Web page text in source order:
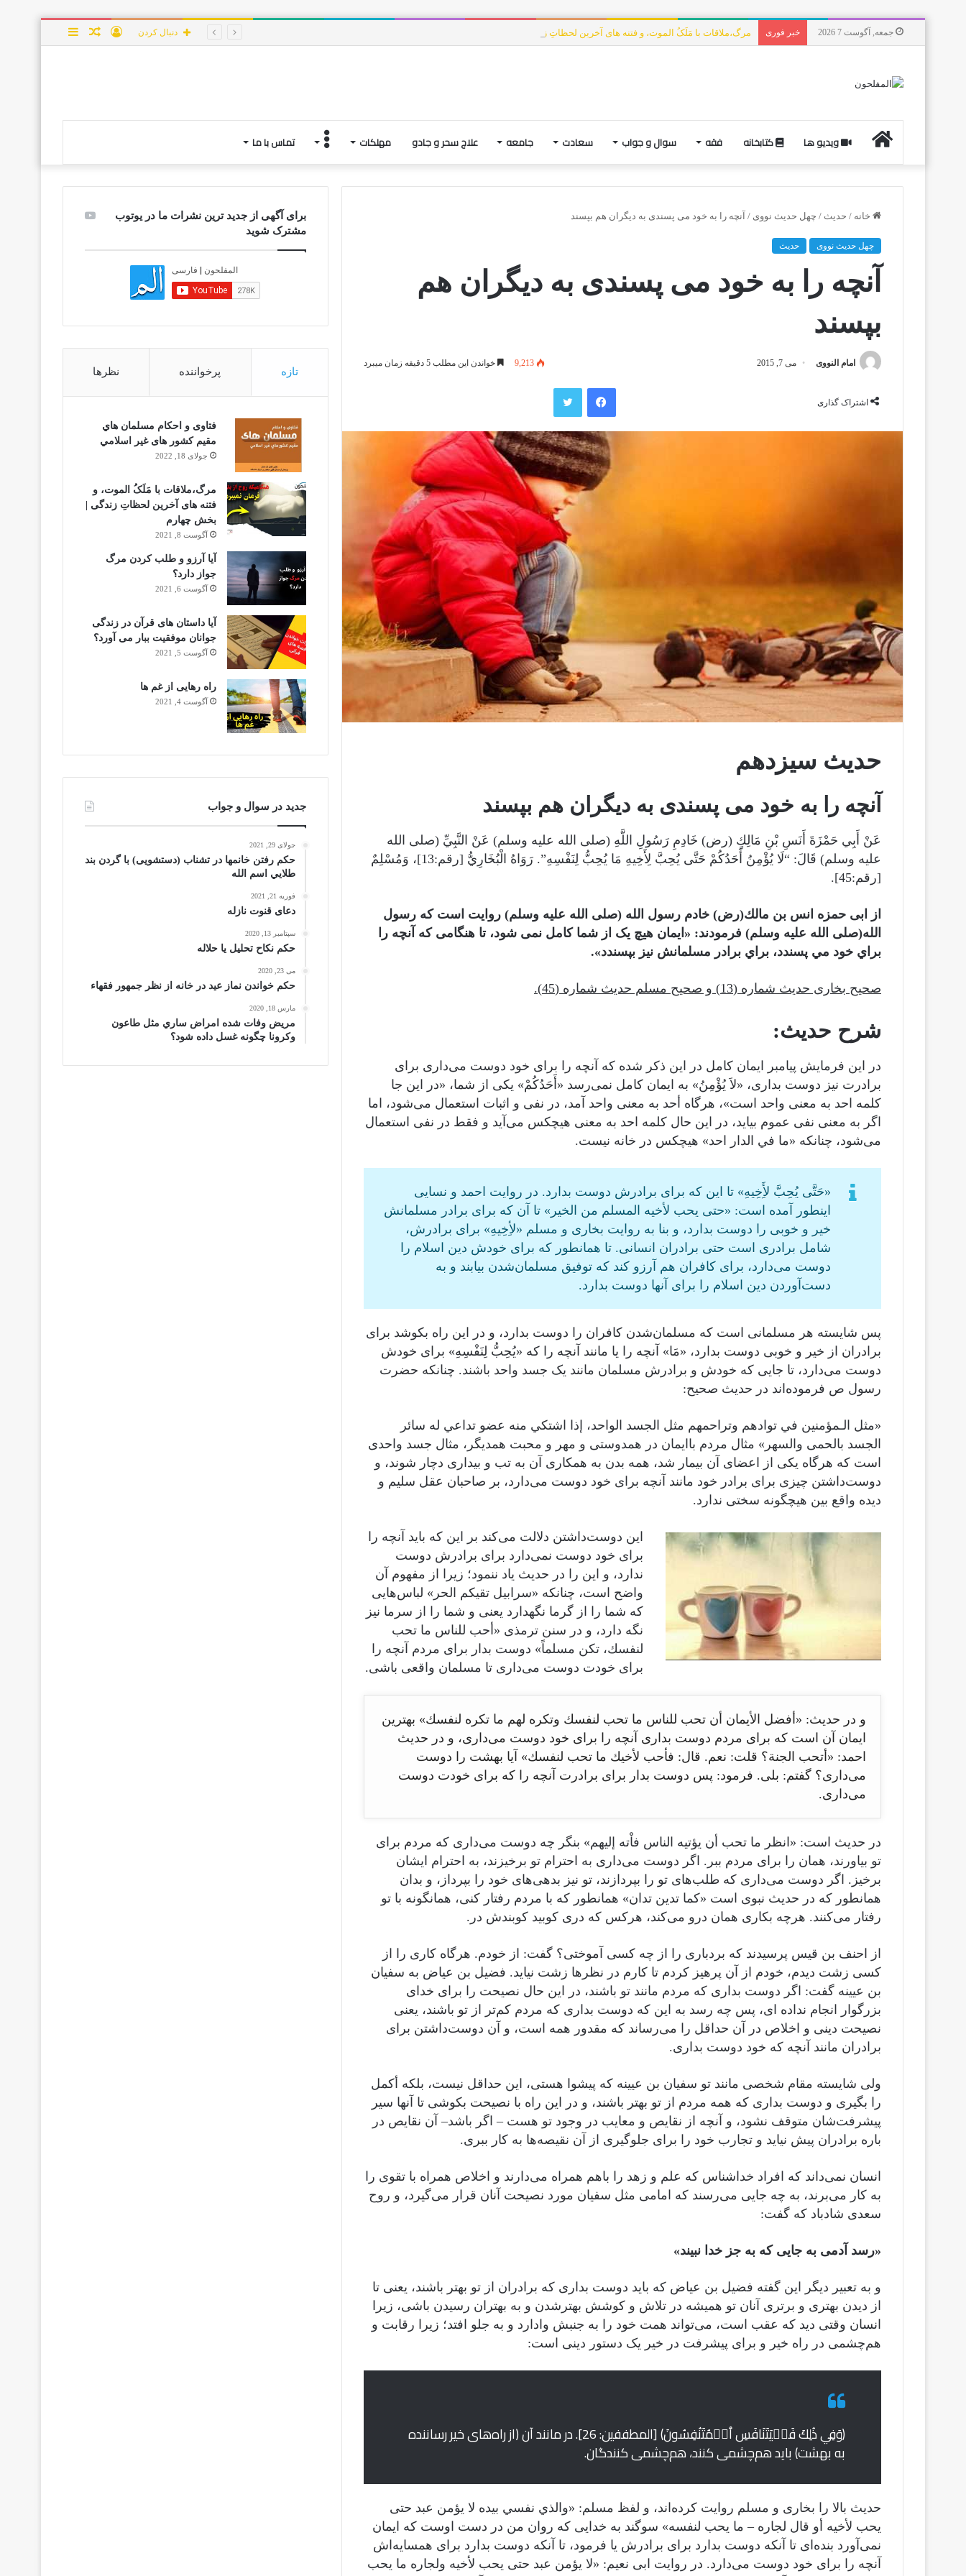
جمعه, آگوست 7 2026 خبر فوری مرگ،ملاقات با مَلَکُ الموت، و فتنه های آخرین لحظاتِ زندگی | بخش چهارم نوشته ورود دنبال کردن
ویدیو ها کتابخانه فقه سوال و جواب سعادت جامعه علاج سحر و جادو مهلکات تماس با ما
خانه / حدیث / چهل حدیث نووی / آنچه را به خود می پسندی به دیگران هم بپسند
چهل حدیث نووی حدیث
آنچه را به خود می پسندی به دیگران هم
بپسند
امام النووی می 7, 2015 9,213 خواندن این مطلب 5 دقیقه زمان میبرد
اشتراک گذاری
فیس بوک
حدیث سیزدهم
آنچه را به خود می پسندی به دیگران هم بپسند
عَنْ أَبِي حَمْزَةَ أَنَسِ بْنِ مَالِكٍ (رض) خَادِمِ رَسُولِ اللَّهِ (صلی الله علیه وسلم) عَنْ النَّبِيِّ (صلی الله
علیه وسلم) قَالَ: “لَا يُؤْمِنُ أَحَدُكُمْ حَتَّى يُحِبَّ لِأَخِيهِ مَا يُحِبُّ لِنَفْسِهِ”. رَوَاهُ الْبُخَارِيُّ [رقم:13]، وَمُسْلِمٌ
[رقم:45].
از ابى حمزه انس بن مالك(رض) خادم رسول الله (صلی الله علیه وسلم) روايت است كه رسول
الله(صلی الله علیه وسلم) فرمودند: «ایمان هیچ یک از شما کامل نمی شود، تا هنگامی که آنچه را
براي خود مي پسندد، براي برادر مسلمانش نيز بپسندد».
صحیح بخاری حدیث شماره (13) و صحیح مسلم حدیث شماره (45).
شرح حديث:
در این فرمایش پیامبر ایمان کامل در این ذکر شده که آنچه را برای خود دوست می‌داری برای
برادرت نیز دوست بداری، «لاَ يُؤْمِنُ» به ایمان کامل نمی‌رسد «أَحَدُكُمْ» یکی از شما، «در این جا
کلمه احد به معنی واحد است»، هرگاه أحد به معنی واحد آمد، در نفی و اثبات استعمال می‌شود، اما
اگر به معنی نفی عموم بیاید، در این حال کلمه احد به معنی هیچکس می‌آید و فقط در نفی استعمال
می‌شود، چنانکه «ما في الدار احد» هیچکس در خانه نیست.
«حَتَّى يُحِبَّ لأَِخِيهِ» تا این که برای برادرش دوست بدارد. در روایت احمد و نسایی
اینطور آمده است: «حتى يحب لأخيه المسلم من الخير» تا آن که برای برادر مسلمانش
خیر و خوبی را دوست بدارد، و بنا به روایت بخاری و مسلم «لأِخِيهِ» برای برادرش،
شامل برادری است حتی برادران انسانی. تا همانطور که برای خودش دین اسلام را
دوست می‌دارد، برای کافران هم آرزو کند که توفیق مسلمان‌شدن بیابند و به
دست‌آوردن دین اسلام را برای آنها دوست بدارد.
پس شایسته هر مسلمانی است که مسلمان‌شدن کافران را دوست بدارد، و در این راه بکوشد برای
برادران از خیر و خوبی دوست بدارد، «مَا» آنچه را یا مانند آنچه را که «يُحِبُّ لِنَفْسِهِ» برای خودش
دوست می‌دارد، تا جایی که خودش و برادرش مسلمان مانند یک جسد واحد باشند. چنانکه حضرت
رسول ص فرموده‌اند در حدیث صحیح:
«مثل الـمؤمنين في توادهم وتراحمهم مثل الجسد الواحد، إذا اشتكي منه عضو تداعي له سائر
الجسد بالحمى والسهر» مثال مردم باایمان در همدوستی و مهر و محبت همدیگر، مثال جسد واحدی
است که هرگاه یکی از اعضای آن بیمار شد، همه بدن به همکاری آن به تب و بیداری دچار شوند، و
دوست‌داشتن چیزی برای برادر خود مانند آنچه برای خود دوست می‌دارد، بر صاحبان عقل سلیم و
دیده واقع بین هیچگونه سختی ندارد.
این دوست‌داشتن دلالت می‌کند بر این که باید آنچه را
برای خود دوست نمی‌دارد برای برادرش دوست
ندارد، و این را در حدیث یاد ننمود؛ زیرا از مفهوم آن
واضح است، چنانکه «سرابيل تقيكم الحر» لباس‌هایی
که شما را از گرما نگهدارد یعنی و شما را از سرما نیز
نگه دارد، و در سنن ترمذی «أحب للناس ما تحب
لنفسك، تكن مسلماً» دوست بدار برای مردم آنچه را
برای خودت دوست می‌داری تا مسلمان واقعی باشی.
و در حدیث: «أفضل الأيمان أن تحب للناس ما تحب لنفسك وتكره لهم ما تكره لنفسك» بهترین
ایمان آن است که برای مردم دوست بداری آنچه را برای خود دوست می‌داری، و در حدیث
احمد: «أتحب الجنة؟ قلت: نعم. قال: فأحب لأخيك ما تحب لنفسك» آیا بهشت را دوست
می‌داری؟ گفتم: بلی. فرمود: پس دوست بدار برای برادرت آنچه را که برای خودت دوست
می‌داری.
در حدیث است: «انظر ما تحب أن يؤتيه الناس فاْته إليهم» بنگر چه دوست می‌داری که مردم برای
تو بیاورند، همان را برای مردم ببر. اگر دوست می‌داری به احترام تو برخیزند، به احترام ایشان
برخیز. اگر دوست می‌داری که طلب‌های تو را بپردازند، تو نیز بدهی‌های خود را بپرداز، و بدان
همانطور که در حدیث نبوی است «كما تدين تدان» همانطور که با مردم رفتار کنی، همانگونه با تو
رفتار می‌کنند. هرچه بکاری همان درو می‌کند، هرکس که دری کوبید کوبندش در.
از احنف بن قیس پرسیدند که بردباری را از چه کسی آموختی؟ گفت: از خودم. هرگاه کاری را از
کسی زشت دیدم، خودم از آن پرهیز کردم تا کارم در نظرها زشت نیاید. فضیل بن عیاض به سفیان
بن عیینه گفت: اگر دوست بداری که مردم مانند تو باشند، در این حال نصیحت را برای خدای
بزرگوار انجام نداده ای، پس چه رسد به این که دوست بداری که مردم کم‌تر از تو باشند، یعنی
نصیحت دینی و اخلاص در آن حداقل را می‌رساند که مقدور همه است، و آن دوست‌داشتن برای
برادران مانند آنچه که خود دوست بداری.
ولی شایسته مقام شخصی مانند تو سفیان بن عیینه که پیشوا هستی، این حداقل نیست، بلکه أکمل
را بگیری و دوست بداری که همه مردم از تو بهتر باشند، و در این راه با نصیحت بکوشی تا آنها سیر
پیشرفت‌شان متوقف نشود، و آنچه از نقایص و معایب در وجود تو هست – اگر باشد– آن نقایص در
باره برادران پیش نیاید و تجارب خود را برای جلوگیری از آن نقیصه‌ها به کار ببری.
انسان نمی‌داند که افراد خداشناس که علم و زهد را باهم همراه می‌دارند و اخلاص همراه با تقوی را
به کار می‌برند، به چه جایی می‌رسند که امامی مثل سفیان مورد نصیحت آنان قرار می‌گیرد، و روح
سعدی شادباد که گفت:
«رسد آدمی به جایی که به جز خدا نبیند»
و به تعبیر دیگر این گفته فضیل بن عیاض که باید دوست بداری که برادران از تو بهتر باشند، یعنی تا
از دیدن بهتری و برتری آنان تو همیشه در تلاش و کوشش بهترشدن و به بهتران رسیدن باشی، زیرا
انسان وقتی دید که عقب است، می‌تواند همت خود را به جنبش وادارد و به جلو افتد؛ زیرا رقابت و
هم‌چشمی در راه خیر و برای پیشرفت در خیر یک دستور دینی است:
﴿وَفِي ذَٰلِكَ فَلۡيَتَنَافَسِ ٱلۡمُتَنَٰفِسُونَ﴾ [المطففین: 26]. در مانند آن (از راه‌های خیر رساننده
به بهشت) باید هم‌چشمی کنند، هم‌چشمی کنندگان.
حدیث بالا را بخاری و مسلم روایت کرده‌اند، و لفظ مسلم: «والذي نفسي بيده لا يؤمن عبد حتى
يحب لأخيه أو قال لجاره – ما يحب لنفسه» سوگند به خدایی که روان من در دست اوست که ایمان
نمی‌آورد بنده‌ای تا آنکه دوست بدارد برای برادرش یا فرمود، تا آنکه دوست بدارد برای همسایه‌اش
آنچه را برای خود دوست می‌دارد. در روایت ابی نعیم: «لا يؤمن عبد حتى يحب لأخيه ولجاره ما يحب
برای آگهی از جدید ترین نشرات ما در یوتوب
مشترک شوید
تازه پرخواننده نظرها
فتاوى و احكام مسلمان هاي
مقيم كشور هاى غير اسلامي
جولای 18, 2022
مرگ،ملاقات با مَلَکُ الموت، و
فتنه های آخرین لحظاتِ زندگی |
بخش چهارم
آگوست 8, 2021
آیا آرزو و طلب کردن مرگ
جواز دارد؟
آگوست 6, 2021
آیا داستان های قرآن در زندگی
جوانان موفقیت ببار می آورد؟
آگوست 5, 2021
راه رهایی از غم ها
آگوست 4, 2021
جدید در سوال و جواب
جولای 29, 2021
حکم رفتن خانمها در تشناب (دستشویی) با گردن بند
طلايي اسم الله
فوریه 21, 2021
دعای قنوت نازله
سپتامبر 13, 2020
حکم نکاح تحلیل یا حلاله
می 23, 2020
حكم خواندن نماز عيد در خانه از نظر جمهور فقهاء
مارس 18, 2020
مریض وفات شده امراض ساري مثل طاعون
وكرونا چگونه غسل داده شود؟